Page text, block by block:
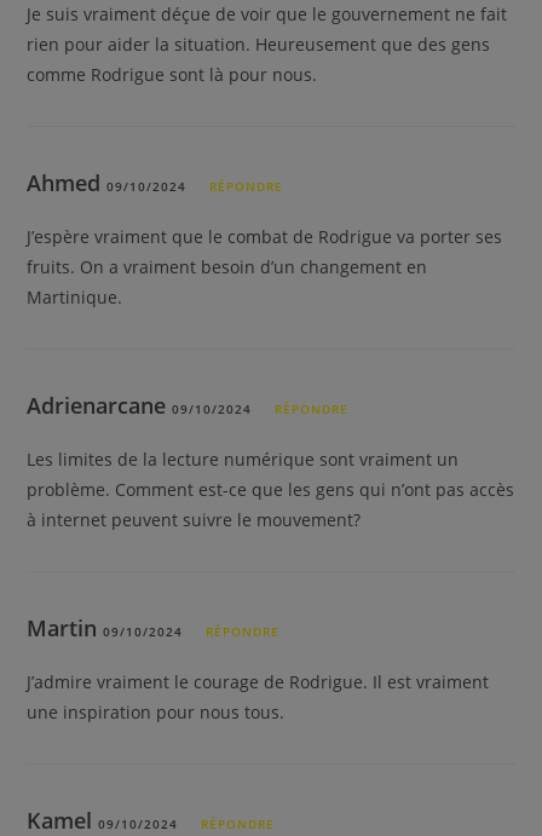
Je suis vraiment déçue de voir que le gouvernement ne fait
rien pour aider la situation. Heureusement que des gens
comme Rodrigue sont là pour nous.
Ahmed09/10/2024 RÉPONDRE
J’espère vraiment que le combat de Rodrigue va porter ses
fruits. On a vraiment besoin d’un changement en
Martinique.
Adrienarcane09/10/2024 RÉPONDRE
Les limites de la lecture numérique sont vraiment un
problème. Comment est-ce que les gens qui n’ont pas accès
à internet peuvent suivre le mouvement?
Martin09/10/2024 RÉPONDRE
J’admire vraiment le courage de Rodrigue. Il est vraiment
une inspiration pour nous tous.
Kamel09/10/2024 RÉPONDRE